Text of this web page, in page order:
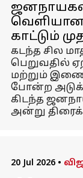
ஜனநாயகன்
காட்டும்
கடந்த சில
பெறுவதில்
மற்றும்
போன்ற
கிடந்த
அன்று
20 Jul 2026 •